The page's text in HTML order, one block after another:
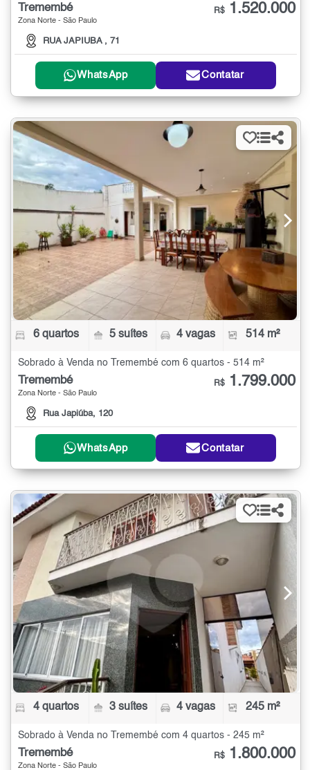
Tremembé
Zona Norte - São Paulo
RUA JAPIUBA , 71
R$ 1.520.000
WhatsApp Contatar
6 quartos 5 suítes 4 vagas 514 m²
Sobrado à Venda no Tremembé com 6 quartos - 514 m²
Tremembé
Zona Norte - São Paulo
Rua Japiúba, 120
R$ 1.799.000
WhatsApp Contatar
4 quartos 3 suítes 4 vagas 245 m²
Sobrado à Venda no Tremembé com 4 quartos - 245 m²
Tremembé
Zona Norte - São Paulo
R$ 1.800.000